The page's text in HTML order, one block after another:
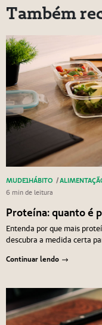
Também
MUDE1HÁBITO /
6 min de leitura
Proteína: quanto é
Entenda por que mais
descubra a medida certa
Continuar lendo